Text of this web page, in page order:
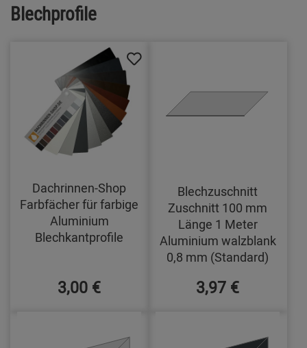
Blechprofile
Dachrinnen-Shop
Farbfächer für farbige
Aluminium
Blechkantprofile
3,00 €
Blechzuschnitt
Zuschnitt 100 mm
Länge 1 Meter
Aluminium walzblank
0,8 mm (Standard)
3,97 €